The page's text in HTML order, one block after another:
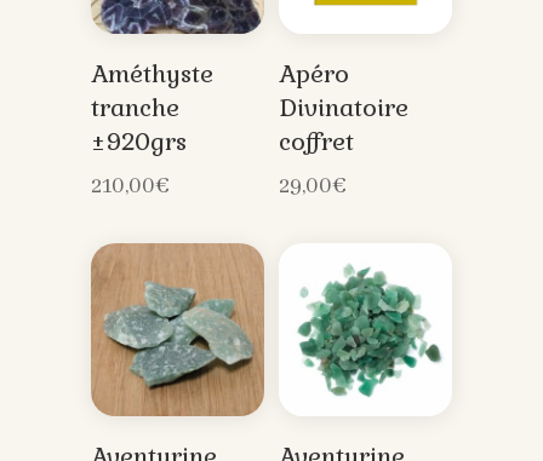
Améthyste
tranche
±920grs
210,00€
Apéro
Divinatoire
coffret
29,00€